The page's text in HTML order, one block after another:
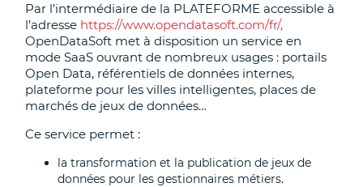
Par l’intermédiaire de la PLATEFORME accessible à
l’adresse https://www.opendatasoft.com/fr/,
OpenDataSoft met à disposition un service en
mode SaaS ouvrant de nombreux usages : portails
Open Data, référentiels de données internes,
plateforme pour les villes intelligentes, places de
marchés de jeux de données…
Ce service permet :
la transformation et la publication de jeux de
données pour les gestionnaires métiers.